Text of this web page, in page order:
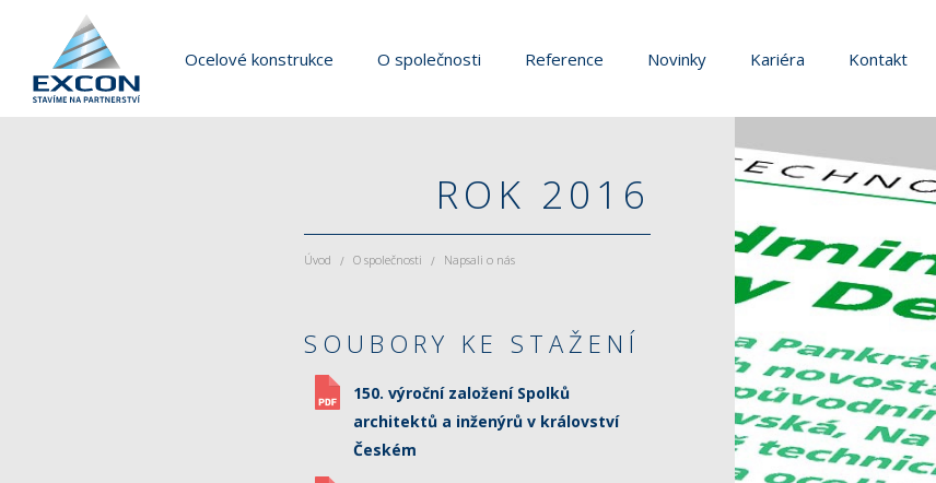
Ocelové konstrukce O společnosti Reference Novinky Kariéra Kontakt
ROK 2016
Úvod / O společnosti / Napsali o nás
SOUBORY KE STAŽENÍ
150. výroční založení Spolků
architektů a inženýrů v království
Českém